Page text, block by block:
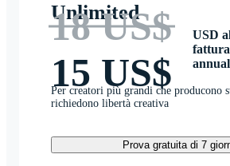
Unlimited
18 US$
15 US$
USD
Per creatori più grandi che producono
richiedono libertà creativa
Prova gratuita di 7